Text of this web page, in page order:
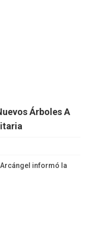
Árboles A
Arcángel informó la